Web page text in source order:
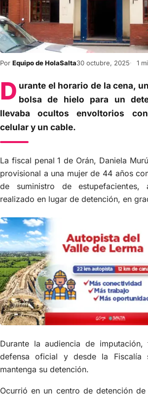
Por Equipo de HolaSalta30 octubre, 2025 1
D urante el horario de la cena,
bolsa de hielo para un
llevaba ocultos envoltorios
celular y un cable.
La fiscal penal 1 de Orán, Daniela
provisional a una mujer de 44 años
de suministro de
realizado en lugar de detención, en
Durante la audiencia de
defensa oficial y desde la Fiscalía
mantenga su detención.
Ocurrió en un centro de detención